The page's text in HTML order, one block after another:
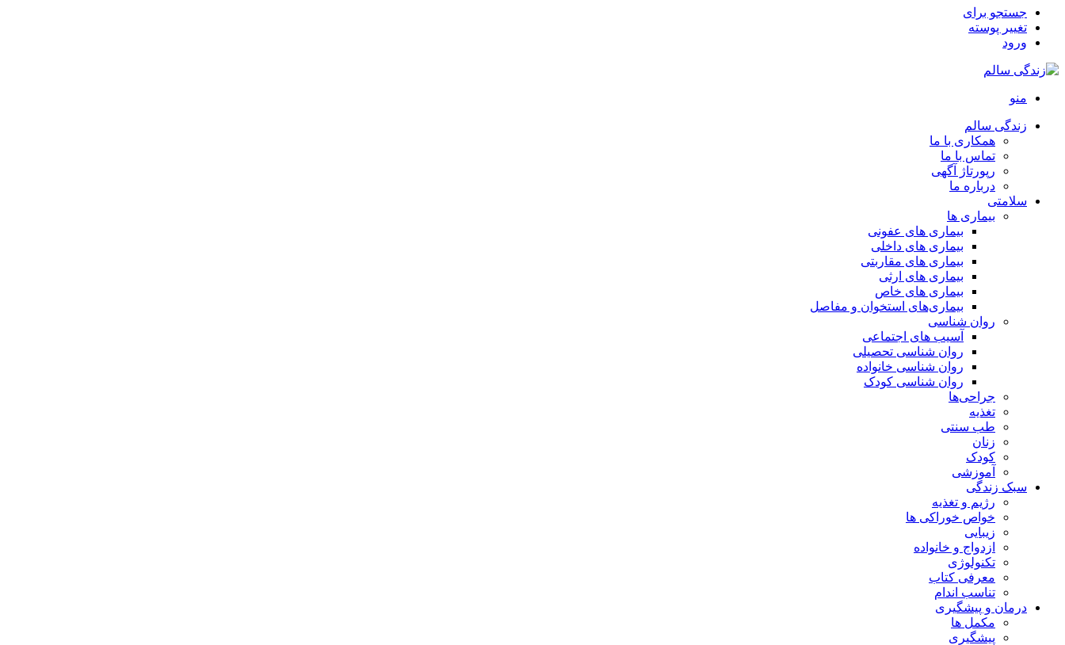
جستجو برای
تغییر پوسته
ورود
منو
زندگی سالم
همکاری با ما
تماس با ما
رپورتاژ آگهی
درباره ما
سلامتی
بیماری ها
بیماری های عفونی
بیماری های داخلی
بیماری های مقاربتی
بیماری های ارثی
بیماری های خاص
بیماری‌های استخوان و مفاصل
روان شناسی
آسیب های اجتماعی
روان شناسی تحصیلی
روان شناسی خانواده
روان شناسی کودک
جراحی‌ها
تغذیه
طب سنتی
زنان
کودک
آموزشی
سبک زندگی
رژیم و تغذیه
خواص خوراکی ها
زیبایی
ازدواج و خانواده
تکنولوژی
معرفی کتاب
تناسب اندام
درمان و پیشگیری
مکمل ها
پیشگیری